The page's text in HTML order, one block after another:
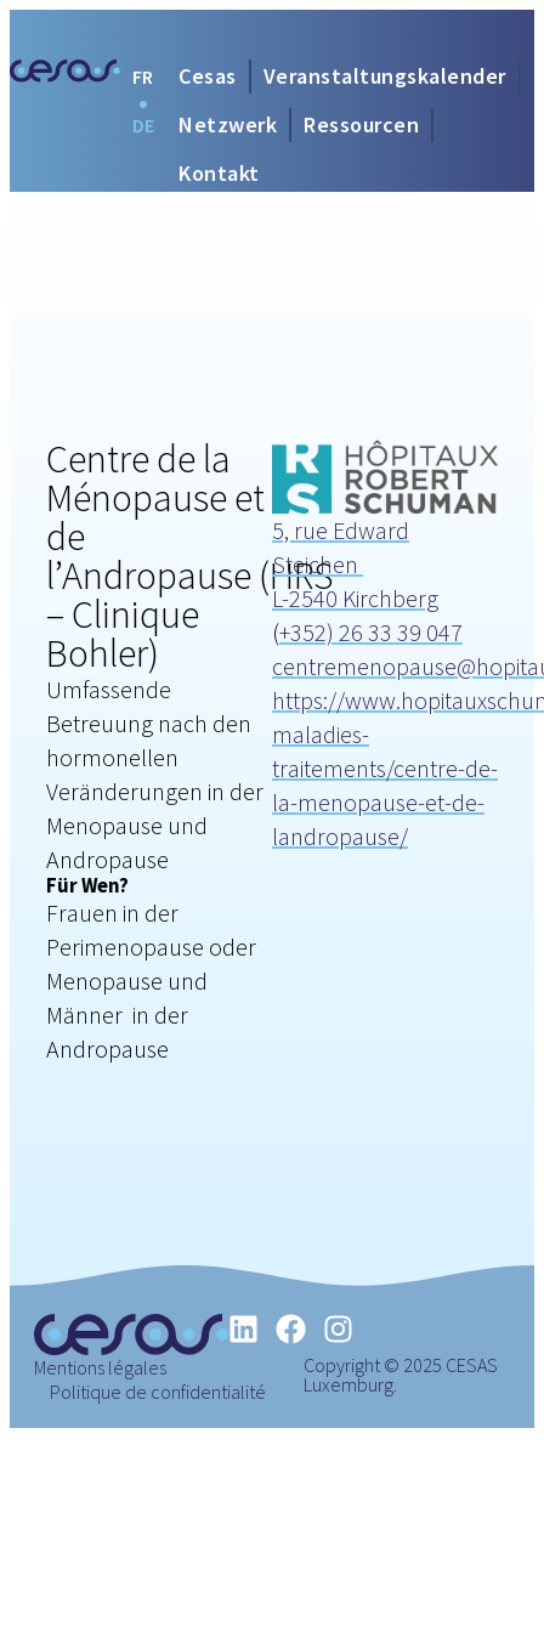
Cesas
Veranstaltungskalender
Netzwerk
Ressourcen
Kontakt
FR
DE
Centre de la
Ménopause et
de
l’Andropause (HRS
– Clinique
Bohler)
Umfassende
Betreuung nach den
hormonellen
Veränderungen in der
Menopause und
Andropause
Für Wen?
Frauen in der
Perimenopause oder
Menopause und
Männer in der
Andropause
5, rue Edward
Steichen
L-2540 Kirchberg
(+352) 26 33 39 047
https://
maladies-
traitements/centre-de-
la-menopause-et-de-
landropause/
Copyright © 2025 CESAS
Luxemburg.
Mentions légales
Politique de confidentialité